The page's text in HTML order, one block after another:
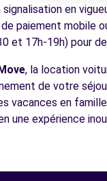
en
paiement mobile
et 17h-19h) pour
, la location
de votre
vacances en
une expérience